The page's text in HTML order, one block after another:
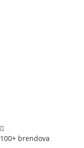
100+ brendova